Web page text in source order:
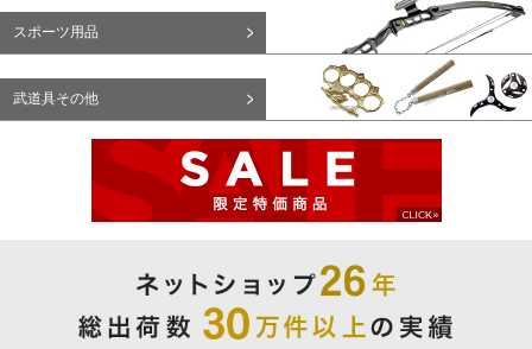
スポーツ用品
武道具その他